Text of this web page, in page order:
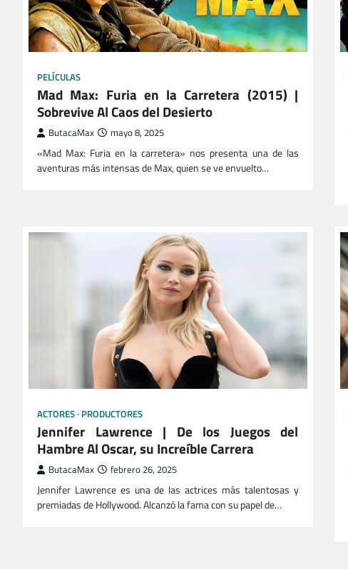
PELÍCULAS
Mad Max: Furia en la Carretera (2015) |
Sobrevive Al Caos del Desierto
ButacaMax mayo 8, 2025
«Mad Max: Furia en la carretera» nos presenta una de las
aventuras más intensas de Max, quien se ve envuelto…
ACTORES PRODUCTORES
Jennifer Lawrence | De los Juegos del
Hambre Al Oscar, su Increíble Carrera
ButacaMax febrero 26, 2025
Jennifer Lawrence es una de las actrices más talentosas y
premiadas de Hollywood. Alcanzó la fama con su papel de…